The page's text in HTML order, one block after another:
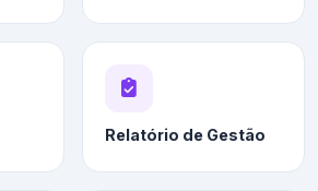
Relatório de Gestão